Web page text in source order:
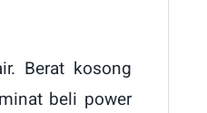
Berat kosong
beli power